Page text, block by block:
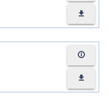
file_download
info_outline
file_download